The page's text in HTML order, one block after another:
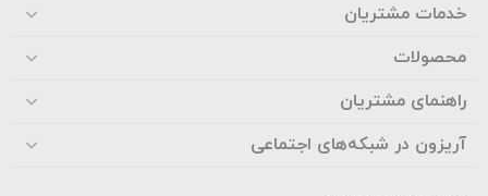
خدمات مشتریان
محصولات
راهنمای مشتریان
آریزون در شبکه‌های اجتماعی